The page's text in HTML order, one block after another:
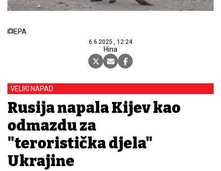
EPA
6.6.2025., 12:24
Hina
VELIKI NAPAD
Rusija napala Kijev kao
odmazdu za
"teroristička djela"
Ukrajine